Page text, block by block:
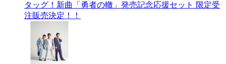
タッグ！新曲「勇者の轍」発売記念応援セット 限定受
注販売決定！！